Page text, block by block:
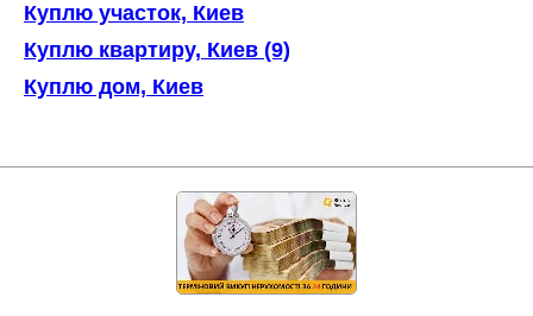
Куплю участок, Киев
Куплю квартиру, Киев (9)
Куплю дом, Киев